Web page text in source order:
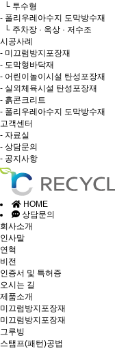
└ 투수형
- 폴리우레아수지 도막방수재
└ 주차장 · 옥상 · 저수조
시공사례
- 미끄럼방지포장재
- 도막형바닥재
- 어린이놀이시설 탄성포장재
- 실외체육시설 탄성포장재
- 흙콘크리트
- 폴리우레아수지 도막방수재
고객센터
- 자료실
- 상담문의
- 공지사항
HOME
상담문의
회사소개
인사말
연혁
비전
인증서 및 특허증
오시는 길
제품소개
미끄럼방지포장재
미끄럼방지포장재
그루빙
스탬프(패턴)공법